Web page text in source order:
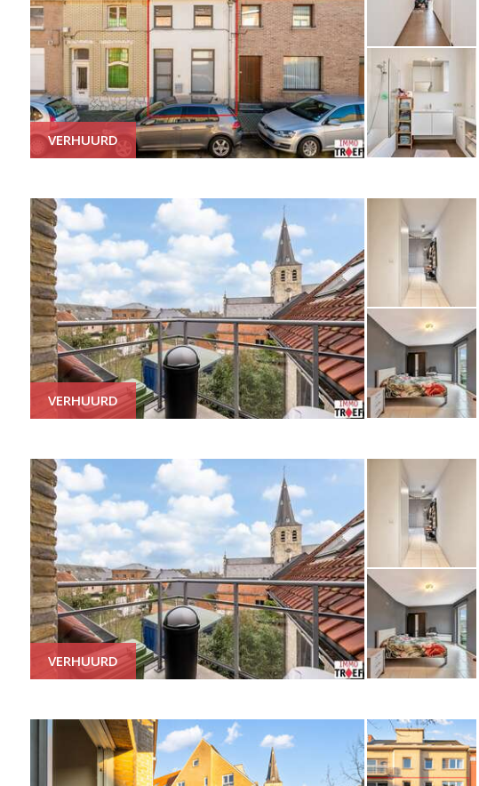
VERHUURD
VERHUURD
VERHUURD